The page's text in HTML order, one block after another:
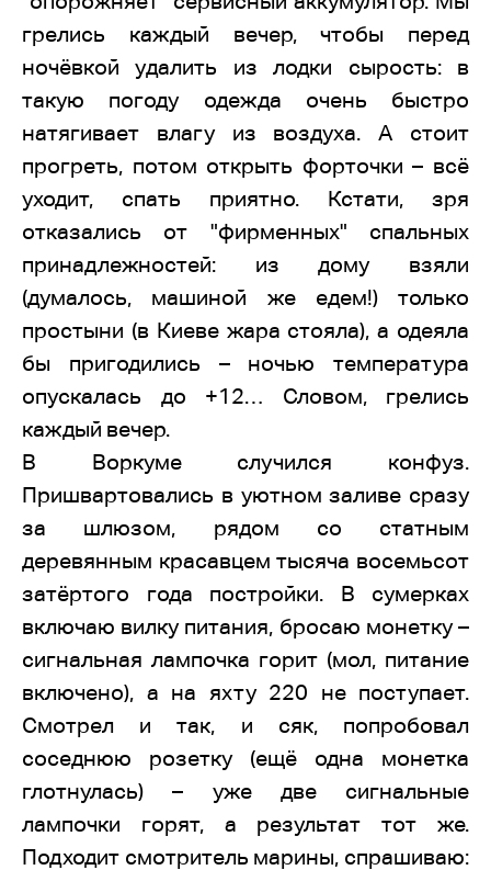
грелись каждый вечер, чтобы перед
ночёвкой удалить из лодки сырость: в
такую погоду одежда очень быстро
натягивает влагу из воздуха. А стоит
прогреть, потом открыть форточки – всё
уходит, спать приятно. Кстати, зря
отказались от "фирменных" спальных
принадлежностей: из дому взяли
(думалось, машиной же едем!) только
простыни (в Киеве жара стояла), а одеяла
бы пригодились – ночью температура
опускалась до +12… Словом, грелись
каждый вечер.
В Воркуме случился конфуз.
Пришвартовались в уютном заливе сразу
за шлюзом, рядом со статным
деревянным красавцем тысяча восемьсот
затёртого года постройки. В сумерках
включаю вилку питания, бросаю монетку –
сигнальная лампочка горит (мол, питание
включено), а на яхту 220 не поступает.
Смотрел и так, и сяк, попробовал
соседнюю розетку (ещё одна монетка
глотнулась) – уже две сигнальные
лампочки горят, а результат тот же.
Подходит смотритель марины, спрашиваю: